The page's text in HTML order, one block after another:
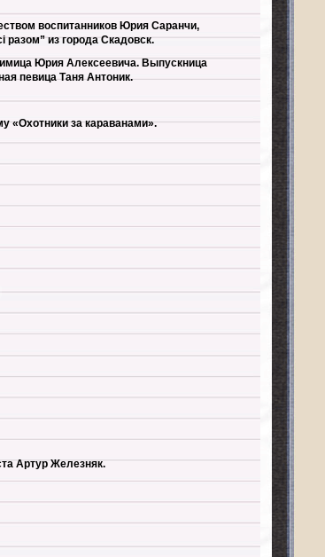
воспитанников Юрия Саранчи,
разом” из города Скадовск.
Юрия Алексеевича. Выпускница
певица Таня Антоник.
«Охотники за караванами».
Артур Железняк.